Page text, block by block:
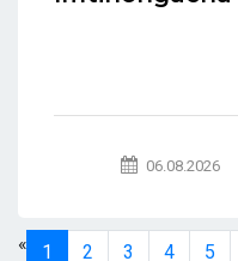
06.08.2026
« 1 2 3 4 5